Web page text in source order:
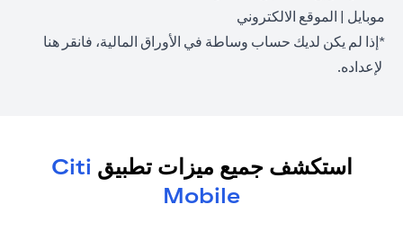
موبايل opens in a new tab| الموقع الالكتروني
*إذا لم يكن لديك حساب وساطة في الأوراق المالية، فانقر هنا
opens in a new tab
لإعداده.
استكشف جميع ميزات تطبيق Citi
Mobile